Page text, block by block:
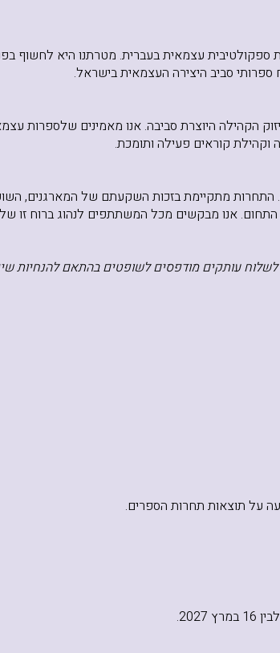
עצמאית בעברית. מטרתנו היא לחשוף
ספרותי סביב היצירה העצמאית בישראל.
הקהילה היוצרת סביבה. אנו מאמינים שלספרות
קוראים פעילה ותומכת.
מתקיימת בזכות השקעתם של המארגנים,
אנו מבקשים מכל המשתתפים לנהוג ברוח זו
עותקים מודפסים לשופטים בהתאם להנחיות
על תוצאות תחרות הספרים.